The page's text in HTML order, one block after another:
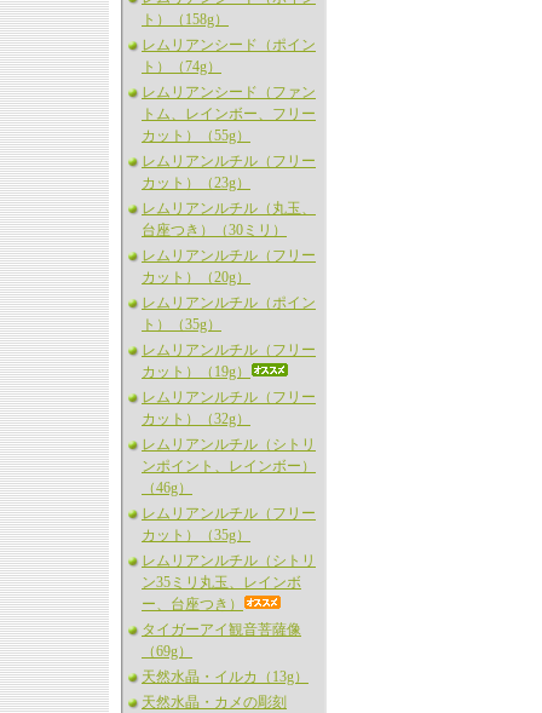
ト）（158g）
レムリアンシード（ポイン
ト）（74g）
レムリアンシード（ファン
トム、レインボー、フリー
カット）（55g）
レムリアンルチル（フリー
カット）（23g）
レムリアンルチル（丸玉、
台座つき）（30ミリ）
レムリアンルチル（フリー
カット）（20g）
レムリアンルチル（ポイン
ト）（35g）
レムリアンルチル（フリー
カット）（19g）
レムリアンルチル（フリー
カット）（32g）
レムリアンルチル（シトリ
ンポイント、レインボー）
（46g）
レムリアンルチル（フリー
カット）（35g）
レムリアンルチル（シトリ
ン35ミリ丸玉、レインボ
ー、台座つき）
タイガーアイ観音菩薩像
（69g）
天然水晶・イルカ（13g）
天然水晶・カメの彫刻